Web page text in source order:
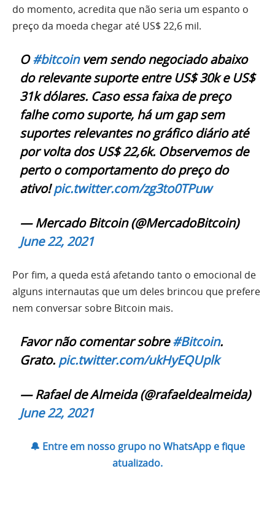
do momento, acredita que não seria um espanto o
preço da moeda chegar até US$ 22,6 mil.
O#bitcoinvem sendo negociado abaixo
do relevante suporte entre US$ 30k e US$
31k dólares. Caso essa faixa de preço
falhe como suporte, há um gap sem
suportes relevantes no gráfico diário até
por volta dos US$ 22,6k. Observemos de
perto o comportamento do preço do
ativo!pic.twitter.com/zg3to0TPuw
— Mercado Bitcoin (@MercadoBitcoin)
June 22, 2021
Por fim, a queda está afetando tanto o emocional de
alguns internautas que um deles brincou que prefere
nem conversar sobre Bitcoin mais.
Favor não comentar sobre#Bitcoin.
Grato. pic.twitter.com/ukHyEQUplk
— Rafael de Almeida (@rafaeldealmeida)
June 22, 2021
🔔 Entre em nosso grupo no WhatsApp e fique
atualizado.